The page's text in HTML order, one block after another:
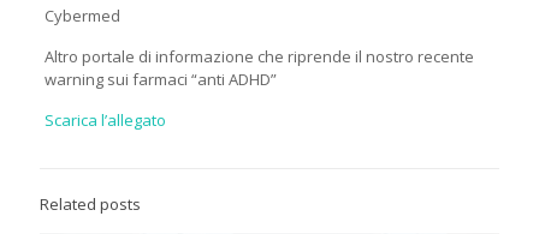
Cybermed
Altro portale di informazione che riprende il nostro recente
warning sui farmaci “anti ADHD”
Scarica l’allegato
Related posts